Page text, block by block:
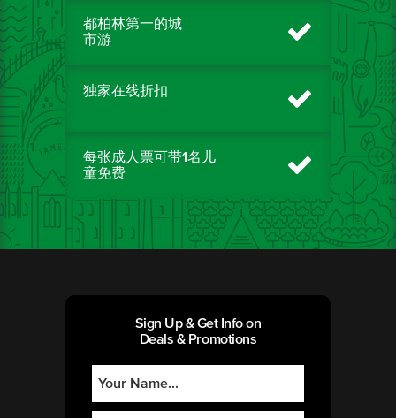
都柏林第一的城
市游
独家在线折扣
每张成人票可带1名儿
童免费
Sign Up & Get Info on
Deals & Promotions